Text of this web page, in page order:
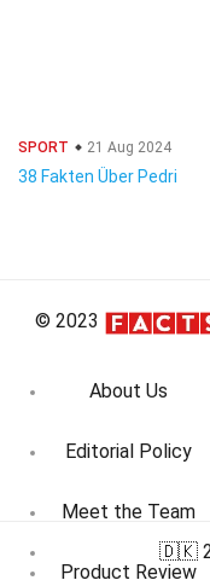
SPORT 21 Aug 2024
38 Fakten Über Pedri
© 2023
About Us
Editorial Policy
Meet the Team
Product Review
🇩🇰